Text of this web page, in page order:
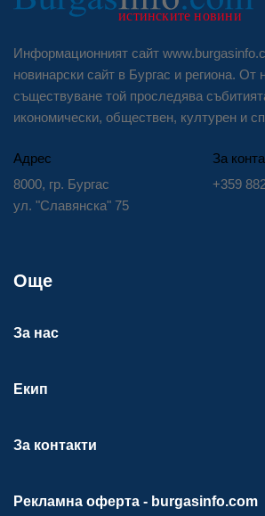
Информационният сайт
новинарски сайт в Бургас и региона. От
съществуване той проследява
икономически, обществен, културен и
Адрес
8000, гр. Бургас
ул. "Славянска" 75
За
+359
Още
За нас
Екип
За контакти
Рекламна оферта - burgasinfo.com